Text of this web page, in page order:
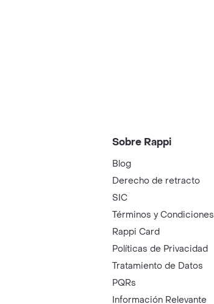
Sobre Rappi
Blog
Derecho de retracto
SIC
Términos y Condiciones
Rappi Card
Políticas de Privacidad
Tratamiento de Datos
PQRs
Información Relevante